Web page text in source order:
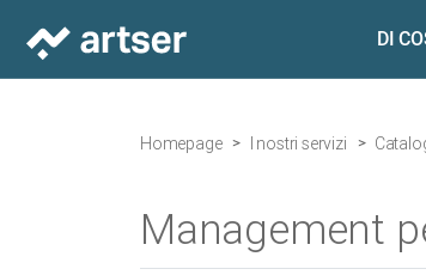
DI
Homepage I nostri servizi
Management